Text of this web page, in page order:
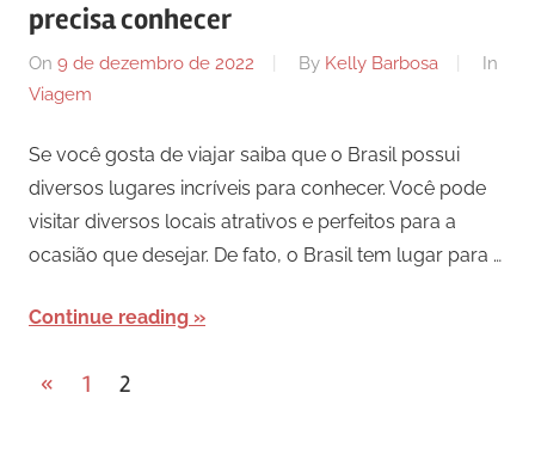
precisa conhecer
On 9 de dezembro de 2022 By Kelly Barbosa
In
Viagem
Se você gosta de viajar saiba que o Brasil possui
diversos lugares incríveis para conhecer. Você pode
visitar diversos locais atrativos e perfeitos para a
ocasião que desejar. De fato, o Brasil tem lugar para …
Continue reading
Paginação
« Previous
1 2